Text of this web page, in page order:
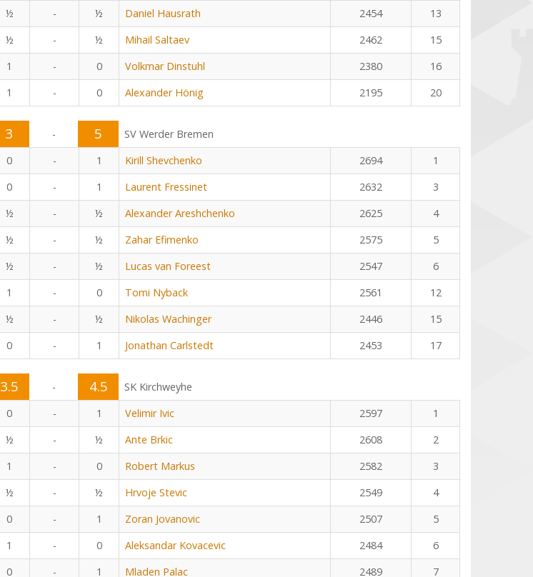
½ - ½ Daniel Hausrath 2454
13
½ - ½ Mihail Saltaev 2462
15
1 - 0 Volkmar Dinstuhl 2380
16
1 - 0 Alexander Hönig 2195 20
3 - 5
SV Werder Bremen
0 - 1 Kirill Shevchenko 2694
1
0 - 1 Laurent Fressinet 2632
3
½ - ½ Alexander Areshchenko 2625
4
½ - ½ Zahar Efimenko 2575
5
½ - ½ Lucas van Foreest 2547
6
1 - 0 Tomi Nyback 2561
12
½ - ½ Nikolas Wachinger 2446
15
0 - 1 Jonathan Carlstedt 2453 17
3.5 - 4.5
SK Kirchweyhe
0 - 1 Velimir Ivic 2597
1
½ - ½ Ante Brkic 2608
2
1 - 0 Robert Markus 2582
3
½ - ½ Hrvoje Stevic 2549
4
0 - 1 Zoran Jovanovic 2507
5
1 - 0 Aleksandar Kovacevic 2484
6
0 - 1 Mladen Palac 2489 7